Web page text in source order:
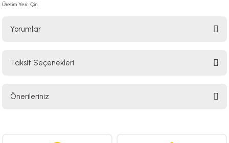
Üretim Yeri: Çin
Yorumlar
Bu ürüne ilk yorumu siz yapın!
Taksit Seçenekleri
Önerileriniz